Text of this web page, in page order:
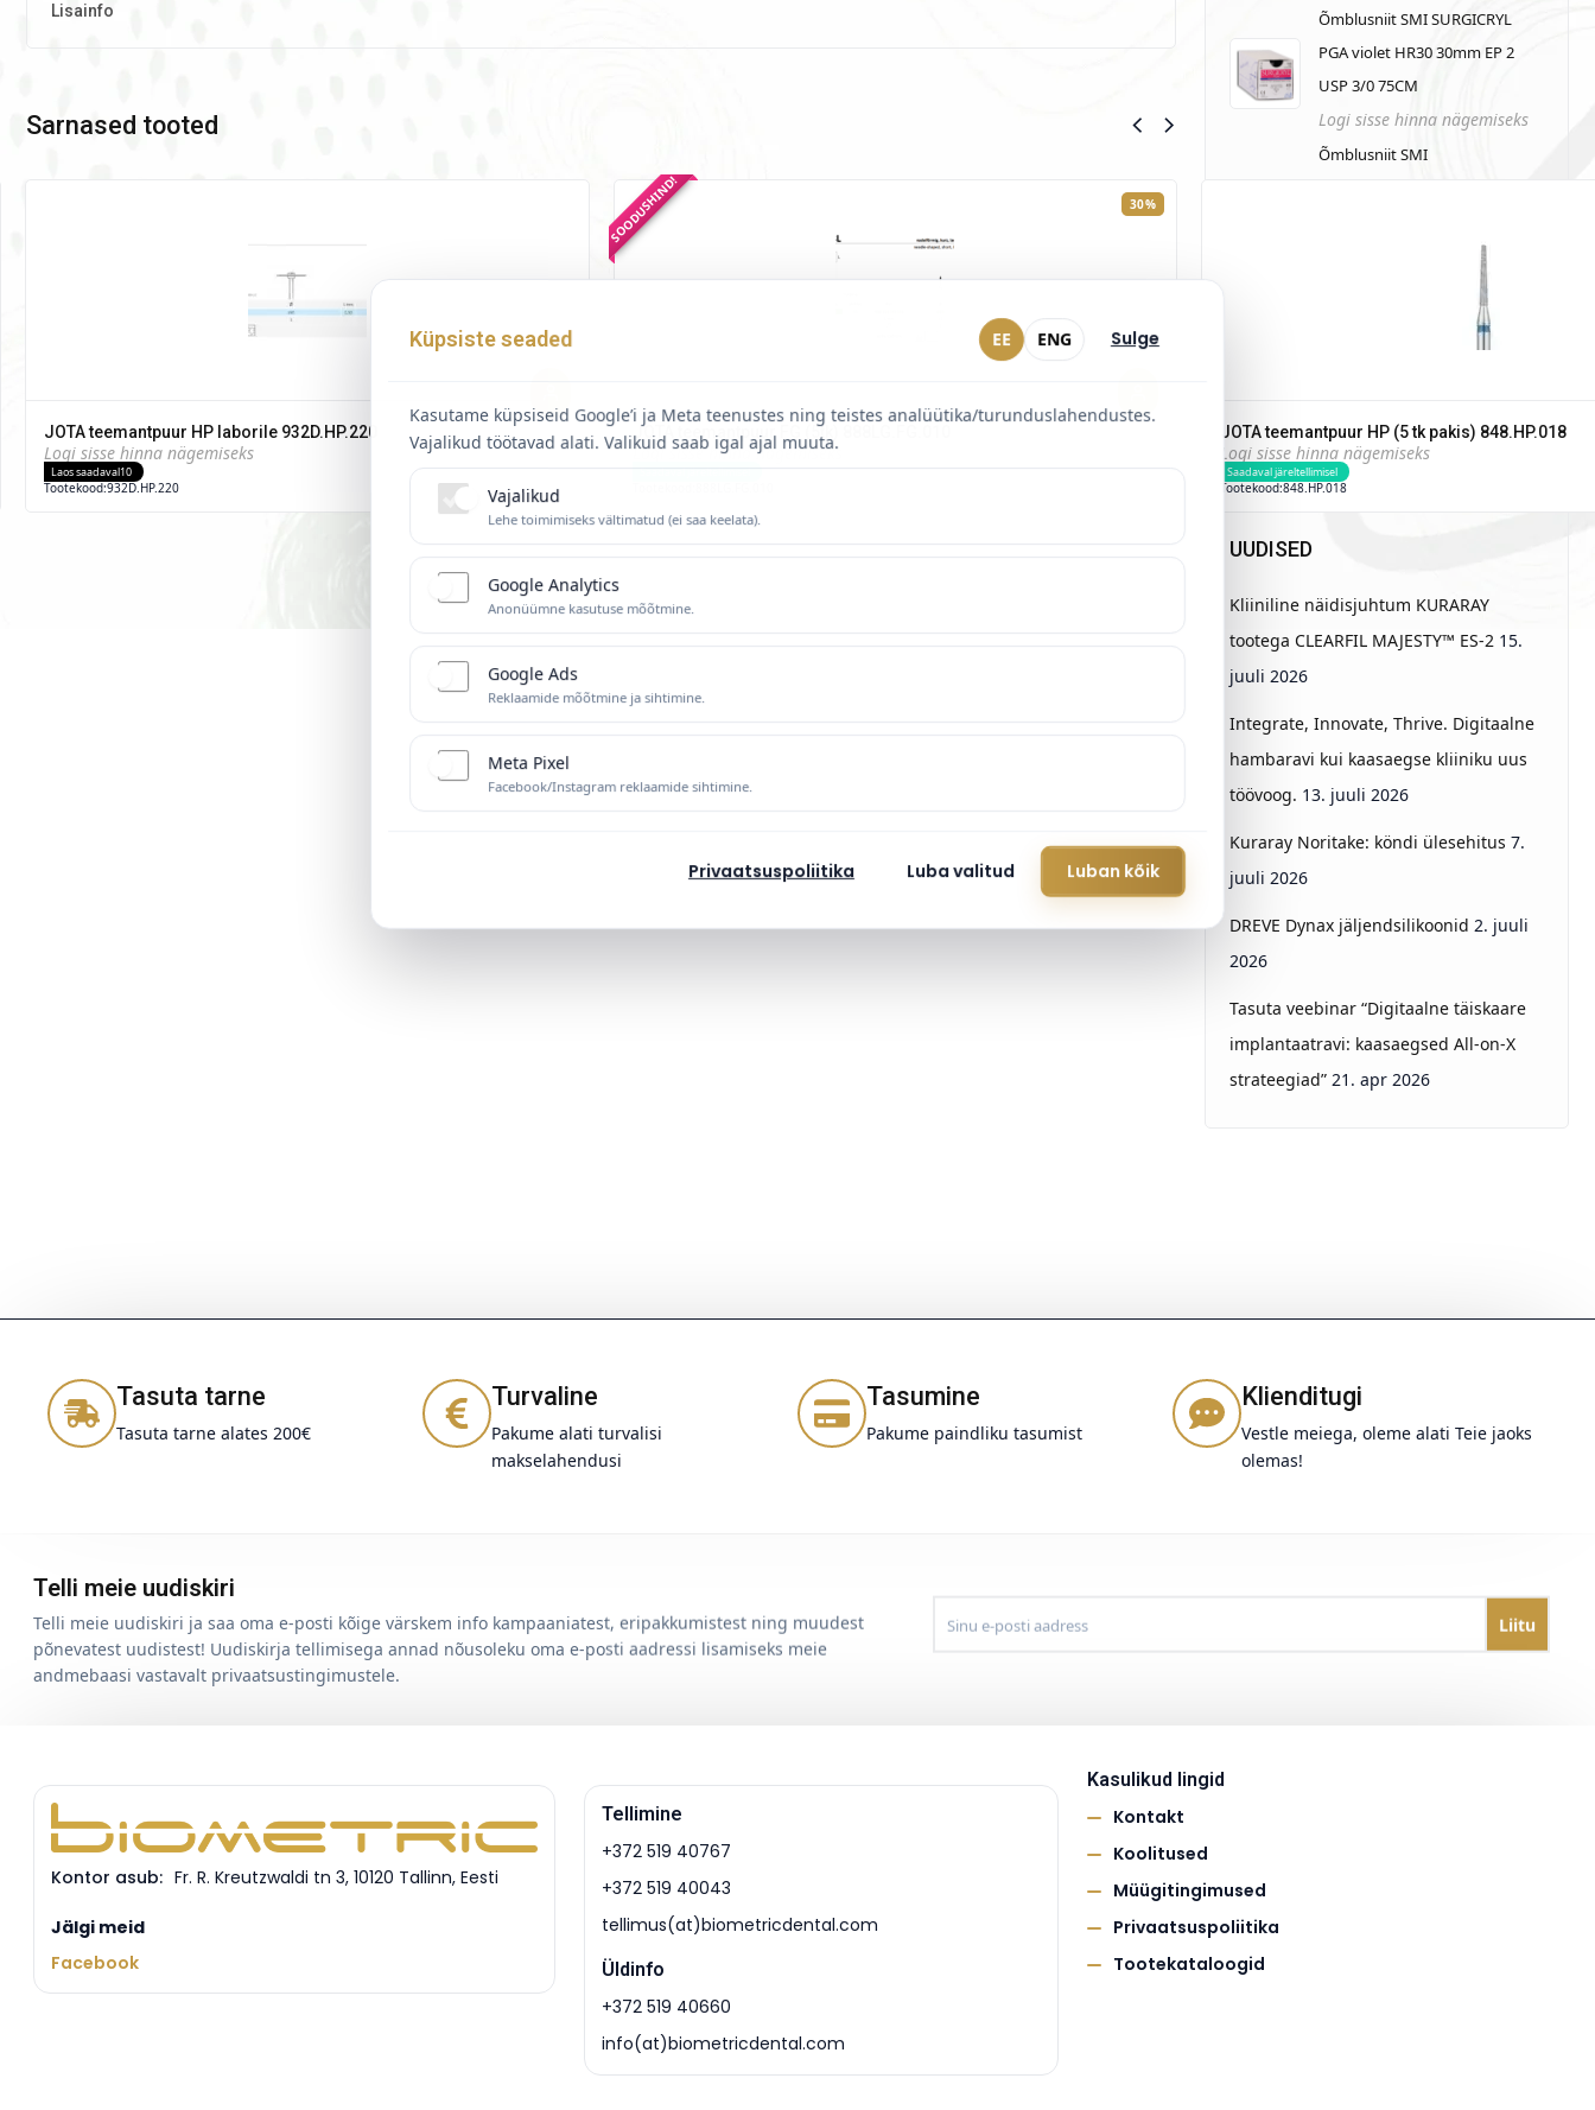
Lisainfo
Sarnased tooted
JOTA teemantpuur HP laborile 932D.HP.220
Logi sisse hinna nägemiseks
Laos saadaval10
Tootekood:932D.HP.220
SOODUSHIND! 30%
JOTA teemantpuur FG (5tk) 888LG.FG.010
Logi sisse hinna nägemiseks
Saadaval järeltellimisel
JOTA teemantpuur HP (5 tk pakis) 848.HP.018
Logi sisse hinna nägemiseks
Saadaval järeltellimisel
Tootekood:848.HP.018
Õmblusniit SMI SURGICRYL
PGA violet HR30 30mm EP 2
USP 3/0 75CM
Logi sisse hinna nägemiseks
Õmblusniit SMI
NEEDLE 3/8 CIR CUTTING
Logi sisse hinna nägemiseks
6tk + otsikud + püstol tasuta
Logi sisse hinna nägemiseks
UUDISED
Kliiniline näidisjuhtum KURARAY
tootega CLEARFIL MAJESTY™ ES-2 15.
juuli 2026
Integrate, Innovate, Thrive. Digitaalne
hambaravi kui kaasaegse kliiniku uus
töövoog. 13. juuli 2026
Kuraray Noritake: köndi ülesehitus 7.
juuli 2026
DREVE Dynax jäljendsilikoonid 2. juuli
2026
Tasuta veebinar “Digitaalne täiskaare
implantaatravi: kaasaegsed All-on-X
strateegiad” 21. apr 2026
Tasuta tarne
Tasuta tarne alates 200€
Turvaline
Pakume alati turvalisi
makselahendusi
Tasumine
Pakume paindliku tasumist
Klienditugi
Vestle meiega, oleme alati Teie jaoks
olemas!
Telli meie uudiskiri
Telli meie uudiskiri ja saa oma e-posti kõige värskem info kampaaniatest, eripakkumistest ning muudest
põnevatest uudistest! Uudiskirja tellimisega annad nõusoleku oma e-posti aadressi lisamiseks meie
andmebaasi vastavalt privaatsustingimustele.
aadress
Kontor asub: Fr. R. Kreutzwaldi tn 3, 10120 Tallinn, Eesti
Jälgi meid
Facebook
Tellimine
+372 519 40767
+372 519 40043
tellimus(at)biometricdental.com
Üldinfo
+372 519 40660
info(at)biometricdental.com
Kasulikud lingid
Kontakt
Koolitused
Müügitingimused
Privaatsuspoliitika
Tootekataloogid
Küpsiste seaded EE ENG Sulge
Kasutame küpsiseid Google’i ja Meta teenustes ning teistes analüütika/turunduslahendustes.
Vajalikud töötavad alati. Valikuid saab igal ajal muuta.
Vajalikud
Lehe toimimiseks vältimatud (ei saa keelata).
Google Analytics
Anonüümne kasutuse mõõtmine.
Google Ads
Reklaamide mõõtmine ja sihtimine.
Meta Pixel
Facebook/Instagram reklaamide sihtimine.
Privaatsuspoliitika Luba valitud Luban kõik